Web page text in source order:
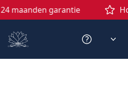
24 maanden garantie
Contact